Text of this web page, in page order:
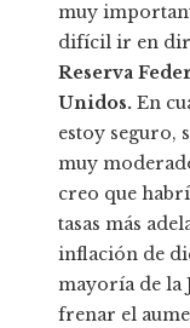
muy
difícil ir en
Reserva
Unidos. En
estoy seguro,
muy
creo que
tasas más
inflación de
mayoría de la
frenar el